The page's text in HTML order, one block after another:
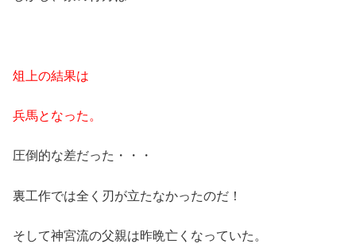
俎上の結果は
兵馬となった。
圧倒的な差だった・・・
裏工作では全く刃が立たなかったのだ！
そして神宮流の父親は昨晩亡くなっていた。